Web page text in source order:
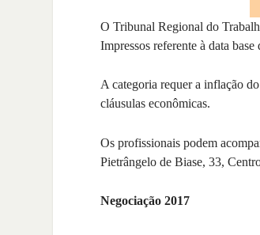
O Tribunal Regional do
Impressos referente à data
A categoria requer a inflação
cláusulas econômicas.
Os profissionais podem
Pietrângelo de Biase, 33,
Negociação 2017